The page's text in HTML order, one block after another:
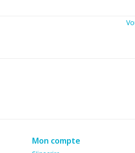
Mon compte